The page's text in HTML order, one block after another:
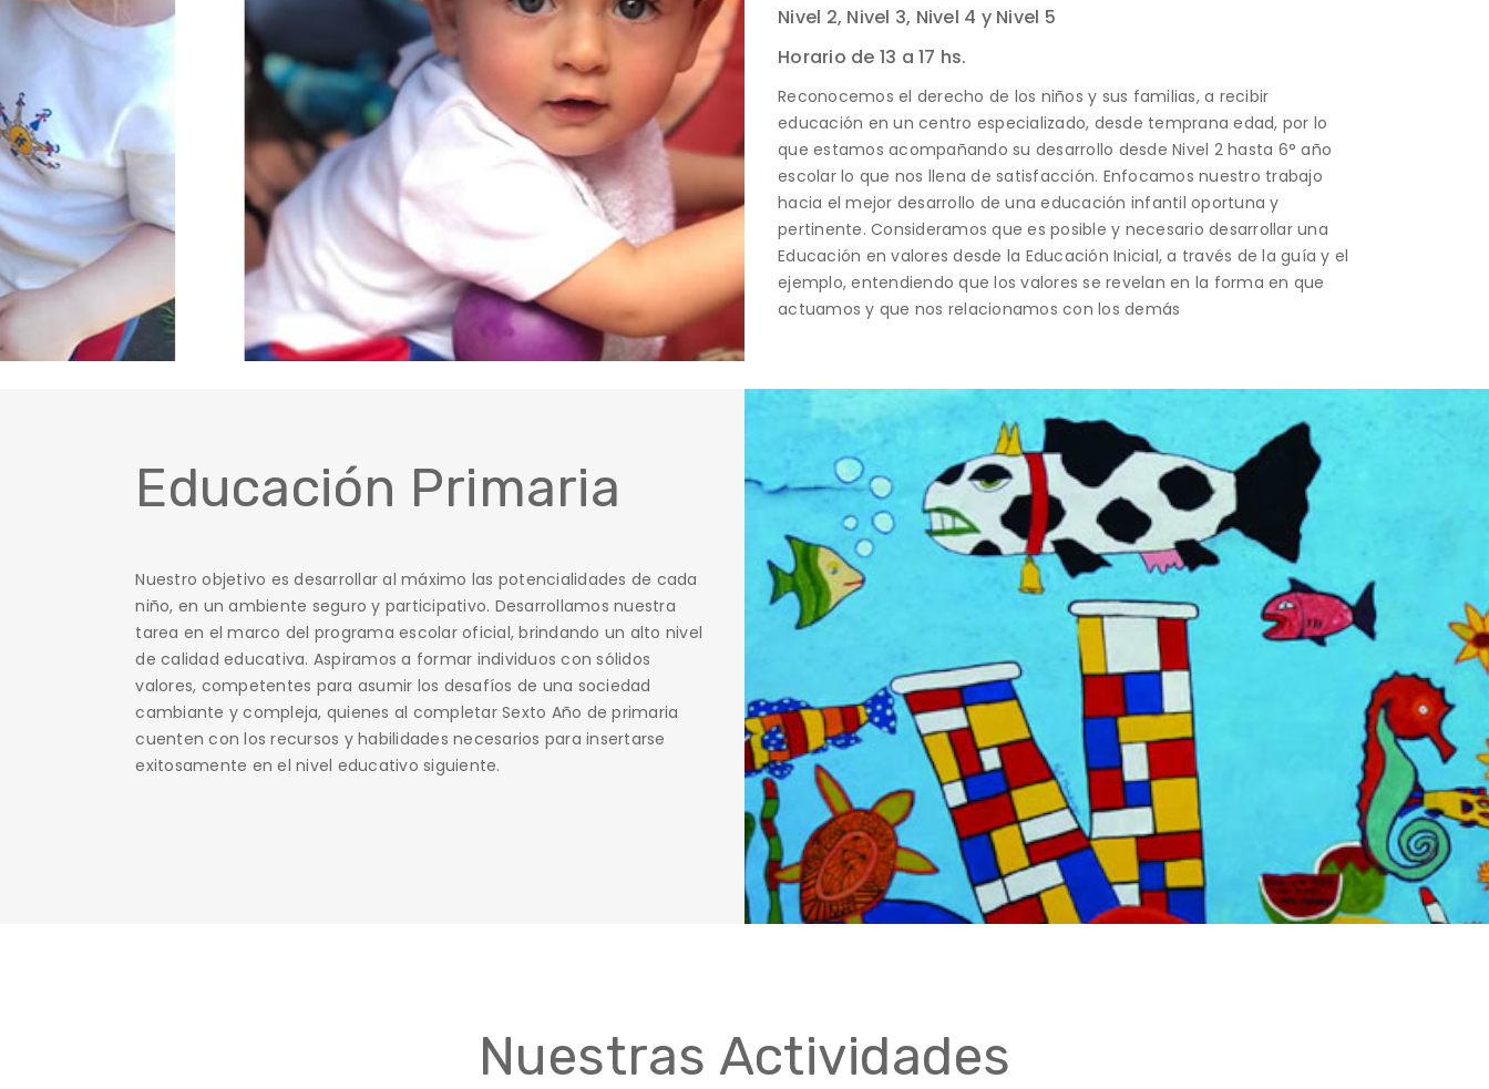
Nivel 2, Nivel 3, Nivel 4 y Nivel 5
Horario de 13 a 17 hs.
Reconocemos el derecho de los niños y sus familias, a recibir
educación en un centro especializado, desde temprana edad, por lo
que estamos acompañando su desarrollo desde Nivel 2 hasta 6° año
escolar lo que nos llena de satisfacción. Enfocamos nuestro trabajo
hacia el mejor desarrollo de una educación infantil oportuna y
pertinente. Consideramos que es posible y necesario desarrollar una
Educación en valores desde la Educación Inicial, a través de la guía y el
ejemplo, entendiendo que los valores se revelan en la forma en que
actuamos y que nos relacionamos con los demás
Educación Primaria
Nuestro objetivo es desarrollar al máximo las potencialidades de cada
niño, en un ambiente seguro y participativo. Desarrollamos nuestra
tarea en el marco del programa escolar oficial, brindando un alto nivel
de calidad educativa. Aspiramos a formar individuos con sólidos
valores, competentes para asumir los desafíos de una sociedad
cambiante y compleja, quienes al completar Sexto Año de primaria
cuenten con los recursos y habilidades necesarios para insertarse
exitosamente en el nivel educativo siguiente.
Nuestras Actividades